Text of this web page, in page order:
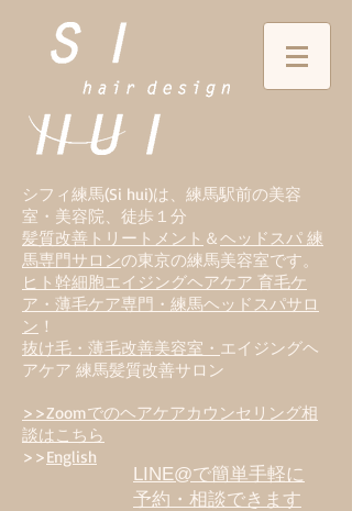
シフィ練馬(Si hui)は、 練馬駅前の美容
室・美容院、徒歩１分
髪質改善トリートメント ＆ヘッドスパ 練
馬専門サロンの東京の練馬美容室です。
ヒト幹細胞エイジングヘアケア 育毛ケ
ア・薄毛ケア専門・練馬ヘッドスパサロ
ン ！
抜け毛・薄毛改善美容室・ エイジングヘ
アケア 練馬髪質改善サロン
>>Zoomでのヘアケアカウンセリング相
談はこちら
>>English
LINE@で簡単手軽に
予約・相談できます